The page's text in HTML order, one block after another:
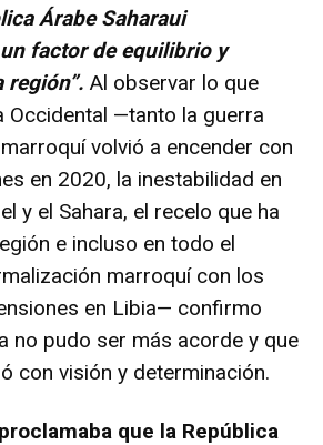
Árabe Saharaui
factor de equilibrio y
región”. Al observar lo que
Occidental —tanto la guerra
volvió a encender con
en 2020, la inestabilidad en
y el Sahara, el recelo que ha
e incluso en todo el
marroquí con los
en Libia— confirmo
no pudo ser más acorde y que
con visión y determinación.
que la República